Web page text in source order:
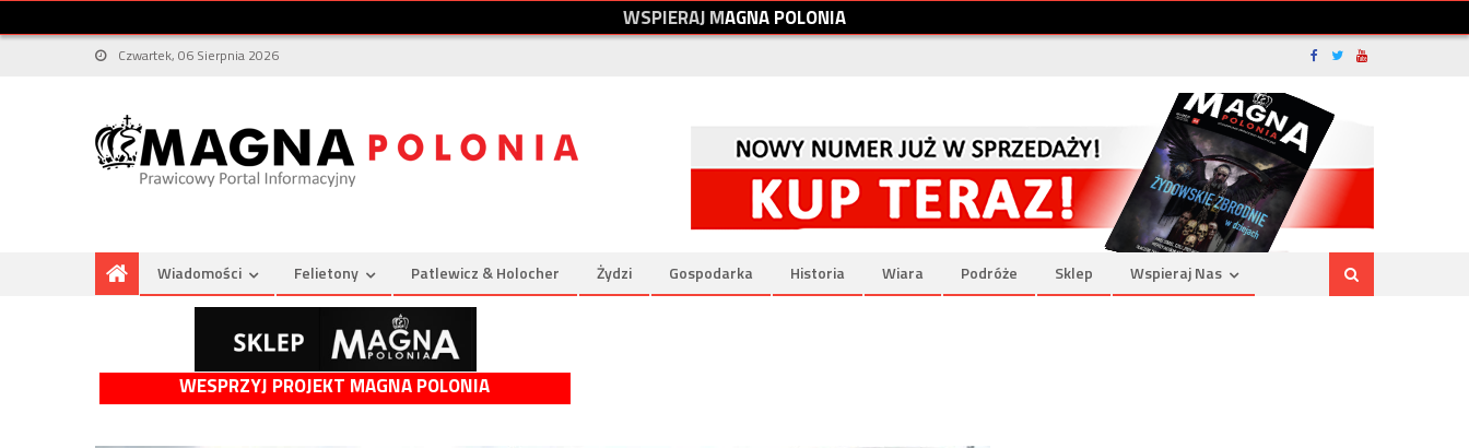
WSPIERAJMAGNAPOLONIA
Czwartek, 06 Sierpnia 2026
Wiadomości Felietony Patlewicz & Holocher Żydzi Gospodarka Historia Wiara Podróże Sklep Wspieraj Nas
WESPRZYJ PROJEKT MAGNA POLONIA